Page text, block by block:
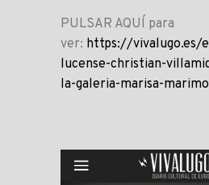
PULSAR AQUÍ para
ver: https://vivalugo.es/
lucense-christian-
la-galeria-marisa-